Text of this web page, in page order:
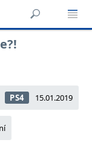
PS4 15.01.2019